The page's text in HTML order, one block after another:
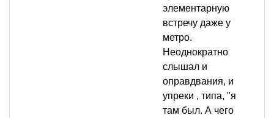
элементарную
встречу даже у
метро.
Неоднократно
слышал и
оправдвания, и
упреки , типа, "я
там был. А чего